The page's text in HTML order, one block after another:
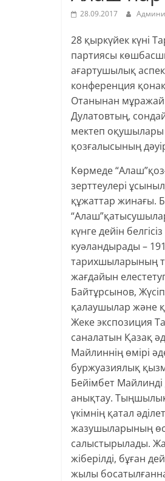
28.09.2017
28 қыркүйек күні
партиясы
ағартушылық
конференция
Отанынан мұражай
Дулатовтың,
мектеп
қозғалысының
Көрмеде
зерттеулері
құжаттар жинағы.
күнге дейін
куәландырады –
тарихшыларының
жағдайын
Байтұрсынов,
қалаушылар және
Жеке экспозиция
саналатын Қазақ
Майлиннің өмірі
буржуазиялық
Бейімбет
анықтау.
үкімнің қатал
жазушыларының
салыстырылады.
жіберілді, бұған
жылы